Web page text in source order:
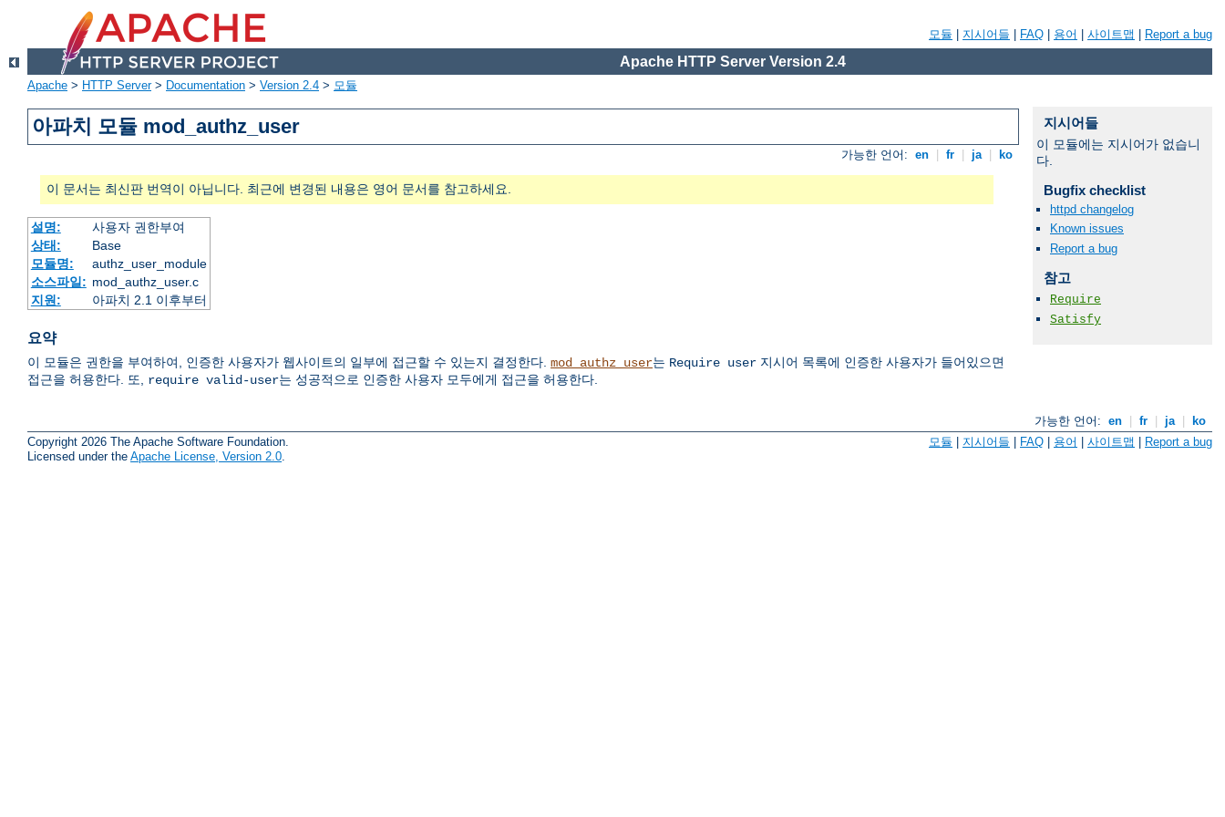
모듈 지시어들 FAQ 용어 사이트맵 Report a bug
Apache HTTP Server Version 2.4
Apache > HTTP Server> Documentation > Version 2.4 > 모듈
아파치 모듈 mod_authz_user
가능한 언어: en fr ja ko
이 문서는 최신판 번역이 아닙니다. 최근에 변경된 내용은 영어 문서를 참고하세요.
설명:
사용자 권한부여
상태:
Base
모듈명:
authz_user_module
소스파일: mod_authz_user.c
지원:
아파치 2.1 이후부터
요약
이 모듈은 권한을 부여하여, 인증한 사용자가 웹사이트의 일부에 접근할 수 있는지 결정한다. mod_authz_user는 Require user 지시어 목록에 인증한 사용자가 들어있으면
접근을 허용한다. 또, require valid-user는 성공적으로 인증한 사용자 모두에게 접근을 허용한다.
가능한 언어: en fr ja
ko
Copyright 2026 The Apache Software Foundation.
Licensed under the Apache License, Version 2.0
모듈 지시어들 FAQ 용어 사이트맵 Report a bug
지시어들
이 모듈에는 지시어가 없습니
다.
Bugfix checklist
httpd changelog
Known issues
Report a bug
참고
Require
Satisfy